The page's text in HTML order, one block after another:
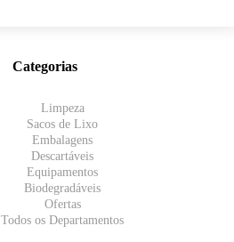
Categorias
Limpeza
Sacos de Lixo
Embalagens
Descartáveis
Equipamentos
Biodegradáveis
Ofertas
Todos os Departamentos